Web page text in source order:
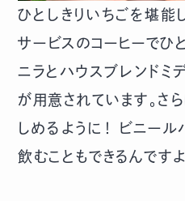
ひとしきりいちごを堪能
サービスのコーヒーでひ
ニラとハウスブレンドミ
が用意されています。
しめるように！ ビニー
飲むこともできるんですよ